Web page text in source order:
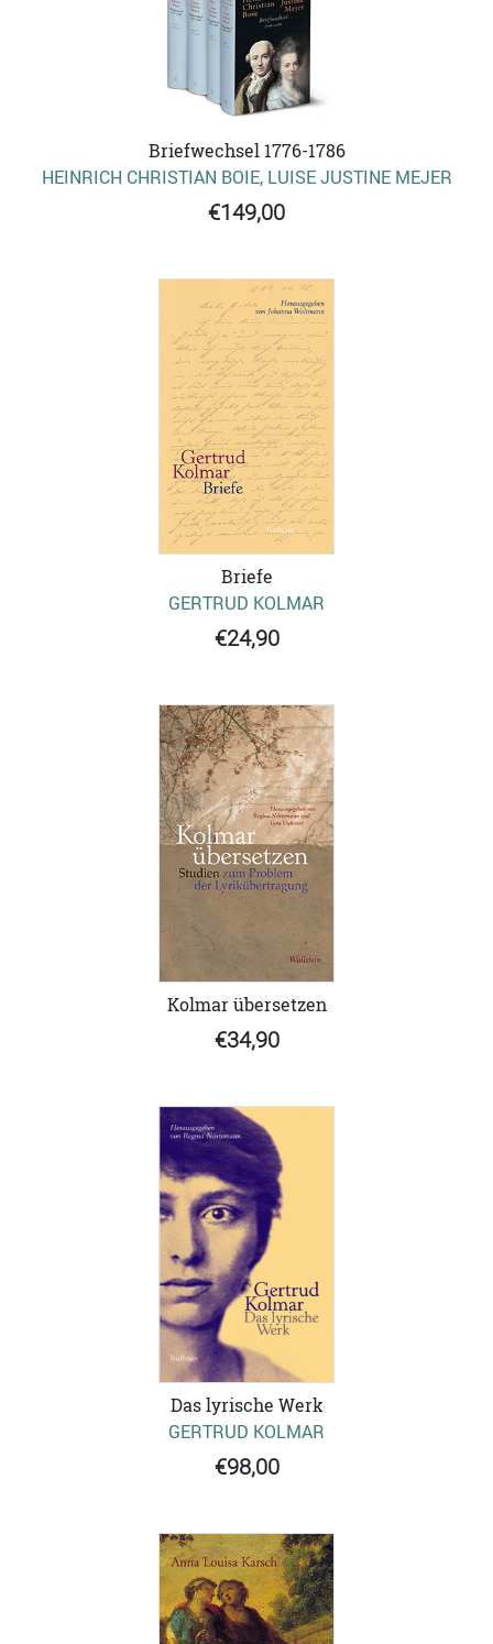
Briefwechsel 1776-1786
HEINRICH CHRISTIAN BOIE, LUISE JUSTINE MEJER
€149,00
Briefe
GERTRUD KOLMAR
€24,90
Kolmar übersetzen
€34,90
Das lyrische Werk
GERTRUD KOLMAR
€98,00